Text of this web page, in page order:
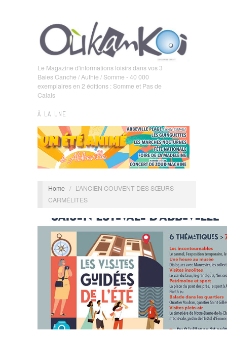
Le Magazine d'informations loisirs dans vos 3
Baies Canche / Authie / Somme - 40 000
exemplaires en 2 éditions : Somme et Pas de
Calais
À LA UNE
Home / L’ANCIEN COUVENT DES SŒURS
CARMÉLITES